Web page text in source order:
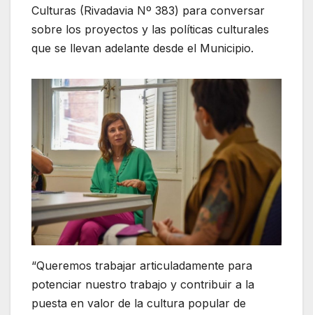
Culturas (Rivadavia Nº 383) para conversar
sobre los proyectos y las políticas culturales
que se llevan adelante desde el Municipio.
“Queremos trabajar articuladamente para
potenciar nuestro trabajo y contribuir a la
puesta en valor de la cultura popular de